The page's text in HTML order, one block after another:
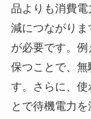
品よりも消費
減につながり
が必要です。
保つことで、無
す。さらに、
とで待機電力